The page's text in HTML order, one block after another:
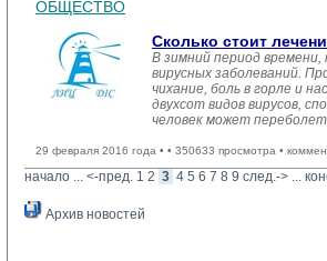
ОБЩЕСТВО
Сколько стоит
В зимний период
вирусных заболеваний.
чихание, боль в горле и
двухсот видов вирусов,
человек может
29 февраля 2016 года • • 350633 просмотра •
начало ... <-пред. 1 2 3 4 5 6 7 8 9 след.-> ...
Архив новостей